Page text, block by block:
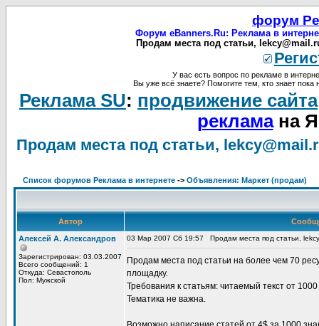
форум
Форум eBanners.Ru: Реклама в
Продам места под статьи,
У вас есть вопрос по рекламе в
Вы уже всё знаете? Помогите тем, кто знает пока
Реклама SU: продвижение сайта
рекламана
Продам места под статьи,
Список форумов Реклама в интернете -> Объявления: Маркет (продам)
Автор
Алексей А. Александров
Зарегистрирован: 03.03.2007
Всего сообщений: 1
Откуда: Севастополь
Пол: Мужской
03 Мар 2007 Сб 19:57 Продам места под статьи,
Продам места под статьи на более чем 70
площадку.
Требования к статьям: читаемый текст от
Тематика не важна.